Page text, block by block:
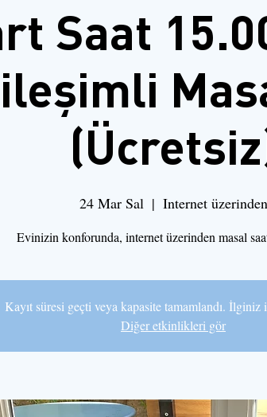
Saat
24 Mar Sal
  |
Internet üzerinden
Evinizin konforunda, internet üzerinden masal
Kayıt süresi geçti veya kapasite tamamlandı. İlginiz
Diğer etkinlikleri gör